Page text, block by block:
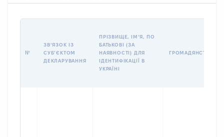
№
ЗВʼЯЗОК ІЗ
СУБʼЄКТОМ
ДЕКЛАРУВАННЯ
ПРІЗВИЩЕ, ІМʼЯ, ПО
БАТЬКОВІ (ЗА
НАЯВНОСТІ) ДЛЯ
ІДЕНТИФІКАЦІЇ В
УКРАЇНІ
ГРОМАДЯНСТВО